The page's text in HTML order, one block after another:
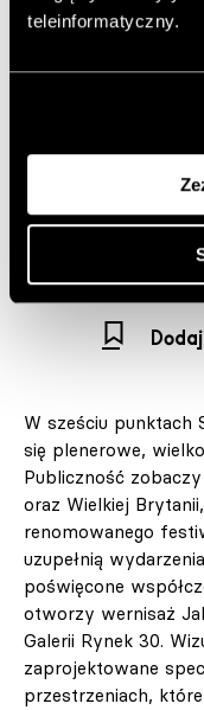
teleinformatyczny.
Święto
Warszawy.
W sześciu punktach
się plenerowe,
Publiczność
oraz Wielkiej
renomowanego
uzupełnią
poświęcone
otworzy wernisaż
Galerii Rynek 30.
zaprojektowane
przestrzeniach,